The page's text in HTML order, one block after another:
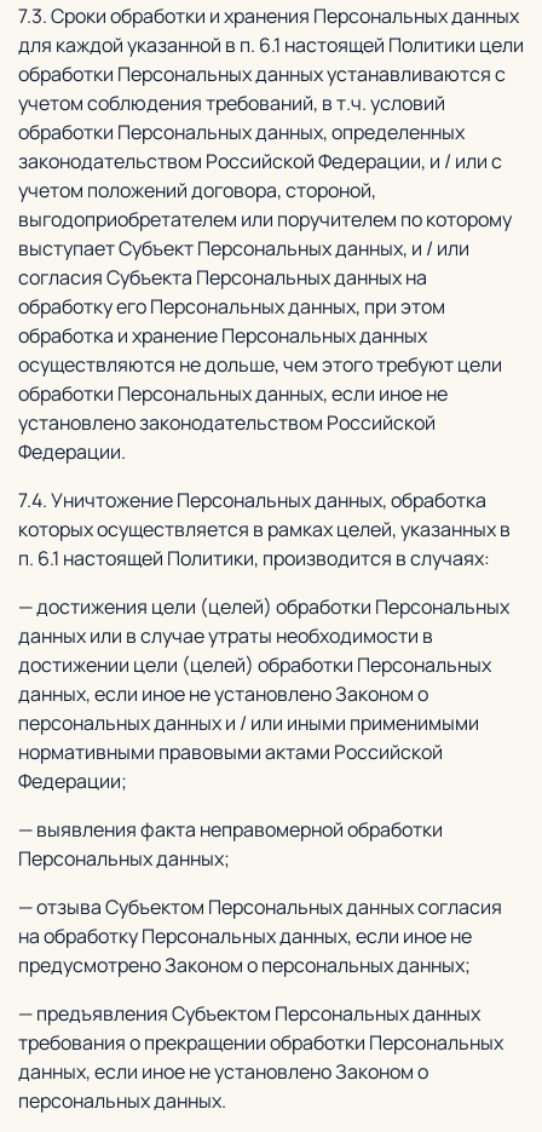
7.3. Сроки обработки и хранения Персональных данных
для каждой указанной в п. 6.1 настоящей Политики цели
обработки Персональных данных устанавливаются с
учетом соблюдения требований, в т.ч. условий
обработки Персональных данных, определенных
законодательством Российской Федерации, и / или с
учетом положений договора, стороной,
выгодоприобретателем или поручителем по которому
выступает Субъект Персональных данных, и / или
согласия Субъекта Персональных данных на
обработку его Персональных данных, при этом
обработка и хранение Персональных данных
осуществляются не дольше, чем этого требуют цели
обработки Персональных данных, если иное не
установлено законодательством Российской
Федерации.
7.4. Уничтожение Персональных данных, обработка
которых осуществляется в рамках целей, указанных в
п. 6.1 настоящей Политики, производится в случаях:
— достижения цели (целей) обработки Персональных
данных или в случае утраты необходимости в
достижении цели (целей) обработки Персональных
данных, если иное не установлено Законом о
персональных данных и / или иными применимыми
нормативными правовыми актами Российской
Федерации;
— выявления факта неправомерной обработки
Персональных данных;
— отзыва Субъектом Персональных данных согласия
на обработку Персональных данных, если иное не
предусмотрено Законом о персональных данных;
— предъявления Субъектом Персональных данных
требования о прекращении обработки Персональных
данных, если иное не установлено Законом о
персональных данных.